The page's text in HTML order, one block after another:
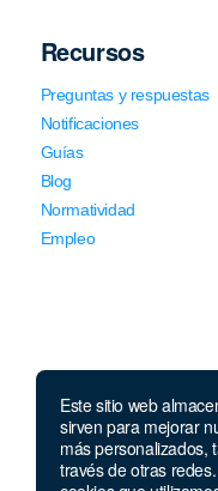
Este sitio web
sirven para mejorar
más personalizados,
través de otras
Recursos
Preguntas y respuestas
Notificaciones
Guías
Blog
Normatividad
Empleo
Llámanos
Lunes a jueves de 7
a 5:00 p.m. Viernes de